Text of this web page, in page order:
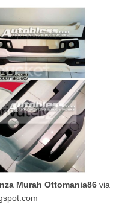
Murah Ottomania86 via